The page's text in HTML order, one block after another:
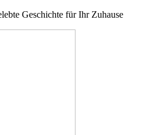
Geschichte für Ihr Zuhause